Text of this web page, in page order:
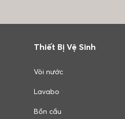
Thiết Bị Vệ Sinh
Vòi nước
Lavabo
Bồn cầu